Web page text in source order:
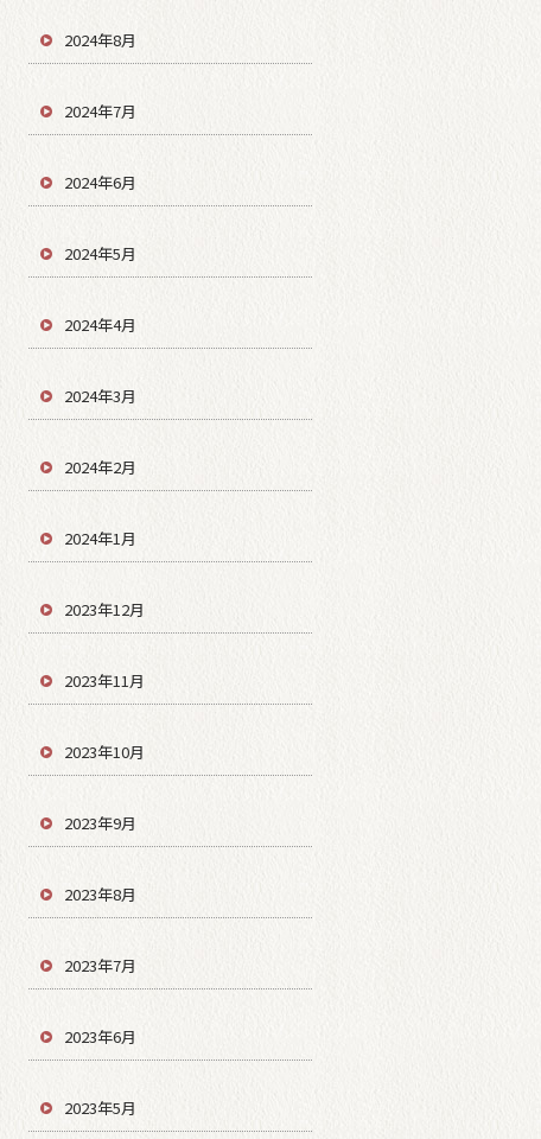
2024年8月
2024年7月
2024年6月
2024年5月
2024年4月
2024年3月
2024年2月
2024年1月
2023年12月
2023年11月
2023年10月
2023年9月
2023年8月
2023年7月
2023年6月
2023年5月